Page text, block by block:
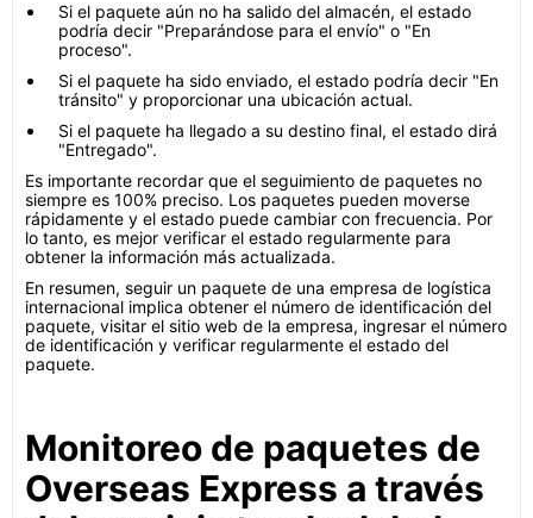
Si el paquete aún no ha salido del almacén, el estado
podría decir "Preparándose para el envío" o "En
proceso".
Si el paquete ha sido enviado, el estado podría decir "En
tránsito" y proporcionar una ubicación actual.
Si el paquete ha llegado a su destino final, el estado dirá
"Entregado".
Es importante recordar que el seguimiento de paquetes no
siempre es 100% preciso. Los paquetes pueden moverse
rápidamente y el estado puede cambiar con frecuencia. Por
lo tanto, es mejor verificar el estado regularmente para
obtener la información más actualizada.
En resumen, seguir un paquete de una empresa de logística
internacional implica obtener el número de identificación del
paquete, visitar el sitio web de la empresa, ingresar el número
de identificación y verificar regularmente el estado del
paquete.
Monitoreo de paquetes de
Overseas Express a través